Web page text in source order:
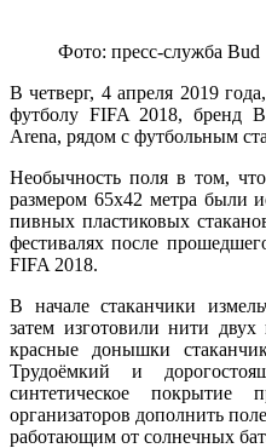
Фото: пресс-служба Bud
В четверг, 4 апреля 2019
футболу FIFA 2018, бренд
Arena, рядом с футбольным
Необычность поля в том,
размером 65х42 метра были
пивных пластиковых
фестивалях после
FIFA 2018.
В начале стаканчики
затем изготовили нити
красные донышки
Трудоёмкий и
синтетическое
организаторов дополнить
работающим от солнечных